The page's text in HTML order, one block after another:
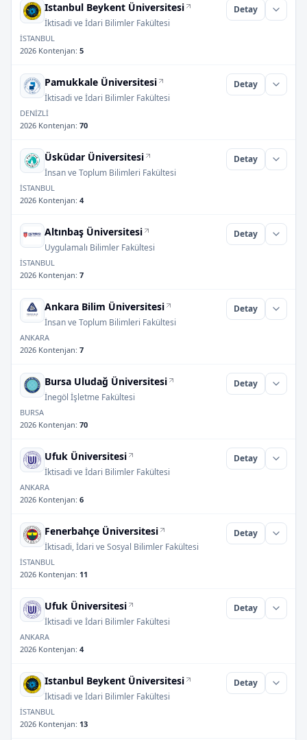
Istanbul Beykent Üniversitesi
İktisadi ve İdari Bilimler Fakültesi
Detay
İSTANBUL
2026 Kontenjan: 5
Pamukkale Üniversitesi
İktisadi ve İdari Bilimler Fakültesi
Detay
DENİZLİ
2026 Kontenjan: 70
Üsküdar Üniversitesi
İnsan ve Toplum Bilimleri Fakültesi
Detay
İSTANBUL
2026 Kontenjan: 4
Altınbaş Üniversitesi
Uygulamalı Bilimler Fakültesi
Detay
İSTANBUL
2026 Kontenjan: 7
Ankara Bilim Üniversitesi
İnsan ve Toplum Bilimleri Fakültesi
Detay
ANKARA
2026 Kontenjan: 7
Bursa Uludağ Üniversitesi
İnegöl İşletme Fakültesi
Detay
BURSA
2026 Kontenjan: 70
Ufuk Üniversitesi
İktisadi ve İdari Bilimler Fakültesi
Detay
ANKARA
2026 Kontenjan: 6
Fenerbahçe Üniversitesi
İktisadi, İdari ve Sosyal Bilimler Fakültesi
Detay
İSTANBUL
2026 Kontenjan: 11
Ufuk Üniversitesi
İktisadi ve İdari Bilimler Fakültesi
Detay
ANKARA
2026 Kontenjan: 4
Istanbul Beykent Üniversitesi
İktisadi ve İdari Bilimler Fakültesi
Detay
İSTANBUL
2026 Kontenjan: 13